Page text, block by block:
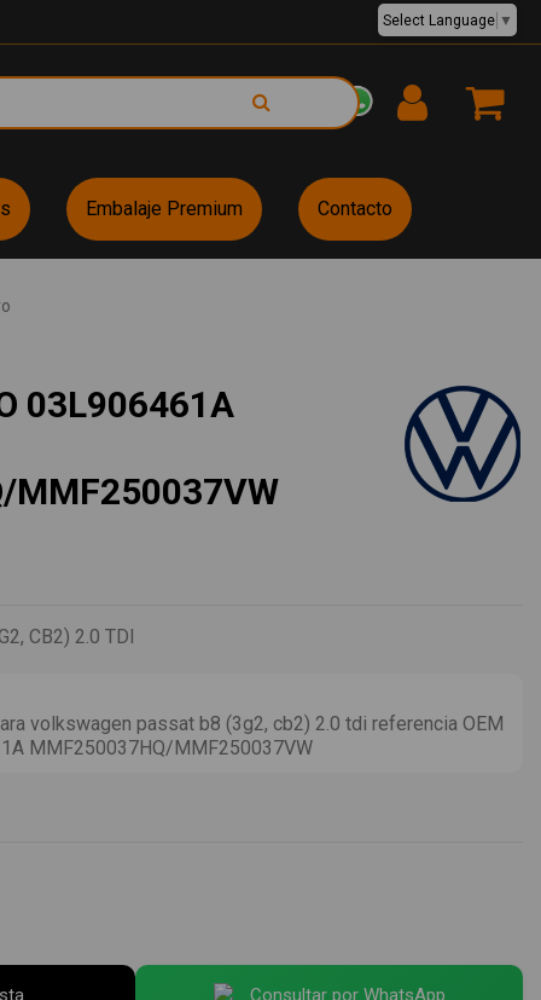
EUR €
Select Language ▼
Embalaje Premium Contacto
03L906461A
MMF250037VW
CB2) 2.0 TDI
volkswagen passat b8 (3g2, cb2) 2.0 tdi referencia OEM
MMF250037HQ/MMF250037VW
Consultar por WhatsApp